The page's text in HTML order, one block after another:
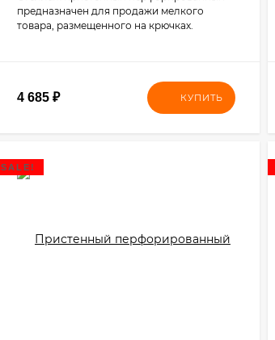
предназначен для продажи мелкого
товара, размещенного на крючках.
4 685₽ КУПИТЬ
SALE!